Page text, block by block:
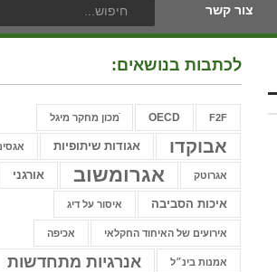
צור קשר
לכתבות בנושאים:
F2F
OECD ֿמכון מחקר מיגל
אבוקדו אגודות שיתופיות
אגרוטק אגרומשוב אורגני
איכות הסביבה איסור על דיג
אירועים של האיחוד החקלאי אכיפה
אמנות בינ״ל אנרגיות מתחדשות